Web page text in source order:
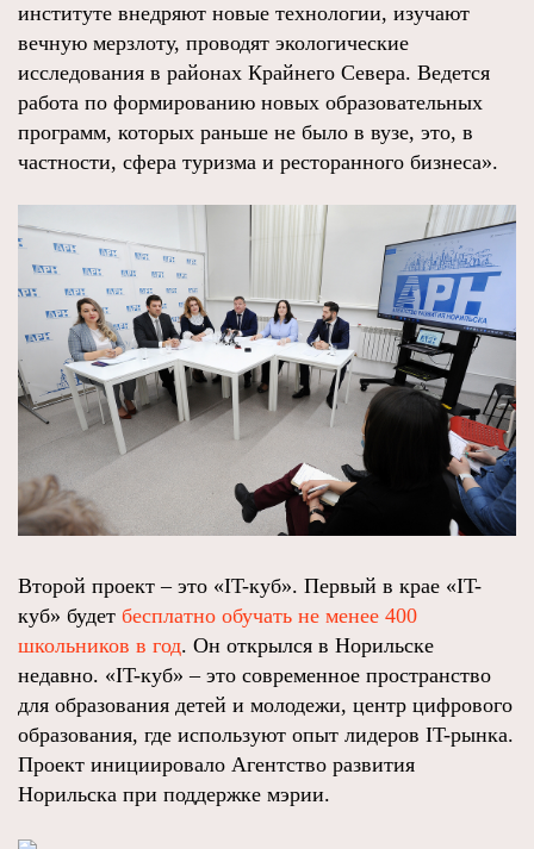
институте внедряют новые технологии, изучают
вечную мерзлоту, проводят экологические
исследования в районах Крайнего Севера. Ведется
работа по формированию новых образовательных
программ, которых раньше не было в вузе, это, в
частности, сфера туризма и ресторанного бизнеса».
Второй проект – это «IT-куб». Первый в крае «IT-
куб» будет бесплатно обучать не менее 400
школьников в год. Он открылся в Норильске
недавно. «IT-куб» – это современное пространство
для образования детей и молодежи, центр цифрового
образования, где используют опыт лидеров IT-рынка.
Проект инициировало Агентство развития
Норильска при поддержке мэрии.